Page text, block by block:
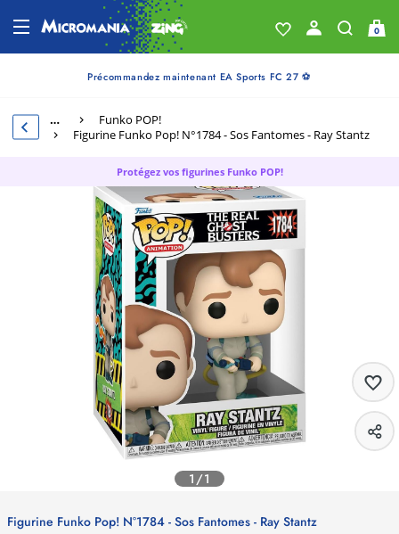
0
Précommandez maintenant EA Sports FC 27 ⚽
…
Funko POP!
Figurine Funko Pop! N°1784 - Sos Fantomes - Ray Stantz
Protégez vos figurines Funko POP!
1/1
Figurine Funko Pop! N°1784 - Sos Fantomes - Ray Stantz